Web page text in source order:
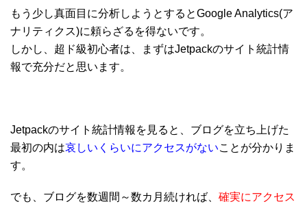
もう少し真面目に分析しようとするとGoogle Analytics(ア
ナリティクス)に頼らざるを得ないです。
しかし、超ド級初心者は、まずはJetpackのサイト統計情
報で充分だと思います。
Jetpackのサイト統計情報を見ると、ブログを立ち上げた
最初の内は哀しいくらいにアクセスがないことが分かりま
す。
でも、ブログを数週間～数カ月続ければ、 確実にアクセス